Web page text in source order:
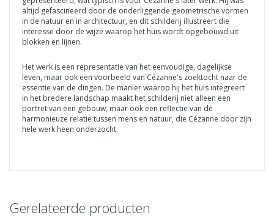
altijd gefascineerd door de onderliggende geometrische vormen
in de natuur en in architectuur, en dit schilderij illustreert die
interesse door de wijze waarop het huis wordt opgebouwd uit
blokken en lijnen.
Het werk is een representatie van het eenvoudige, dagelijkse
leven, maar ook een voorbeeld van Cézanne's zoektocht naar de
essentie van de dingen. De manier waarop hij het huis integreert
in het bredere landschap maakt het schilderij niet alleen een
portret van een gebouw, maar ook een reflectie van de
harmonieuze relatie tussen mens en natuur, die Cézanne door zijn
hele werk heen onderzocht.
Gerelateerde producten